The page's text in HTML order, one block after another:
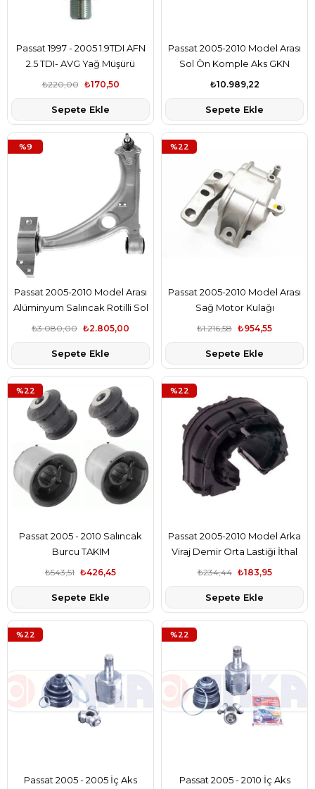
Passat 1997 - 2005 1.9TDI AFN
2.5 TDI- AVG Yağ Müşürü
₺170,50
₺220,00
Sepete Ekle
Passat 2005-2010 Model Arası
Sol Ön Komple Aks GKN
Marka
₺10.989,22
Sepete Ekle
Passat 2005-2010 Model Arası
Alüminyum Salıncak Rotilli Sol
₺2.805,00
₺3.080,00
Sepete Ekle
%9
Passat 2005-2010 Model Arası
Sağ Motor Kulağı
₺954,55
₺1.216,58
Sepete Ekle
%22
Passat 2005 - 2010 Salıncak
Burcu TAKIM
₺426,45
₺543,51
Sepete Ekle
%22
Passat 2005-2010 Model Arka
Viraj Demir Orta Lastiği İthal
₺183,95
₺234,44
Sepete Ekle
%22
Passat 2005 - 2005 İç Aks
%22
Passat 2005 - 2010 İç Aks
%22